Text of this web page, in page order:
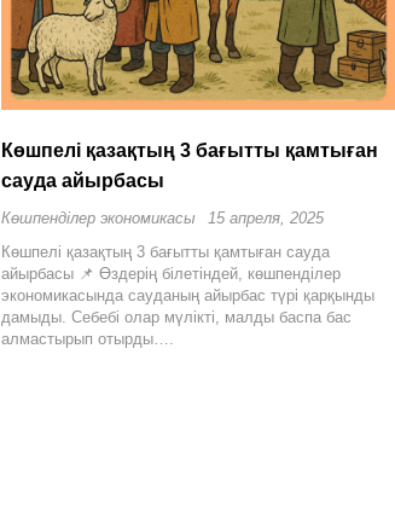
Көшпелі қазақтың 3 бағытты қамтыған
сауда айырбасы
Көшпенділер экономикасы
15 апреля, 2025
Көшпелі қазақтың 3 бағытты қамтыған сауда
айырбасы 📌 Өздерің білетіндей, көшпенділер
экономикасында сауданың айырбас түрі қарқынды
дамыды. Себебі олар мүлікті, малды баспа бас
алмастырып отырды….